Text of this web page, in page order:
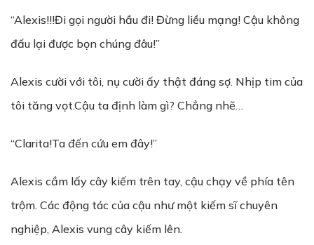
“Alexis!!!Đi gọi người hầu đi! Đừng liều mạng! Cậu không
đấu lại được bọn chúng đâu!”
Alexis cười với tôi, nụ cười ấy thật đáng sợ. Nhịp tim của
tôi tăng vọt.Cậu ta định làm gì? Chẳng nhẽ…
“Clarita!Ta đến cứu em đây!”
Alexis cầm lấy cây kiếm trên tay, cậu chạy về phía tên
trộm. Các động tác của cậu như một kiếm sĩ chuyên
nghiệp, Alexis vung cây kiếm lên.